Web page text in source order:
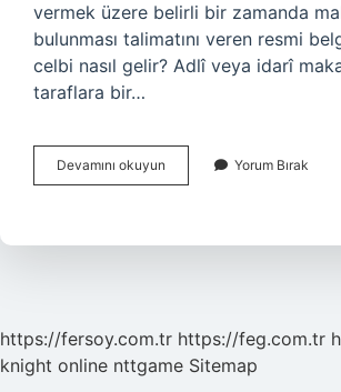
vermek üzere belirli bir zamanda
bulunması talimatını veren resmi
celbi nasıl gelir? Adlî veya idarî
taraflara bir…
Devamını okuyun Mahkeme
Celbi
Yorum Bırak
https://fersoy.com.tr https://feg.com.tr
knight online nttgame Sitemap